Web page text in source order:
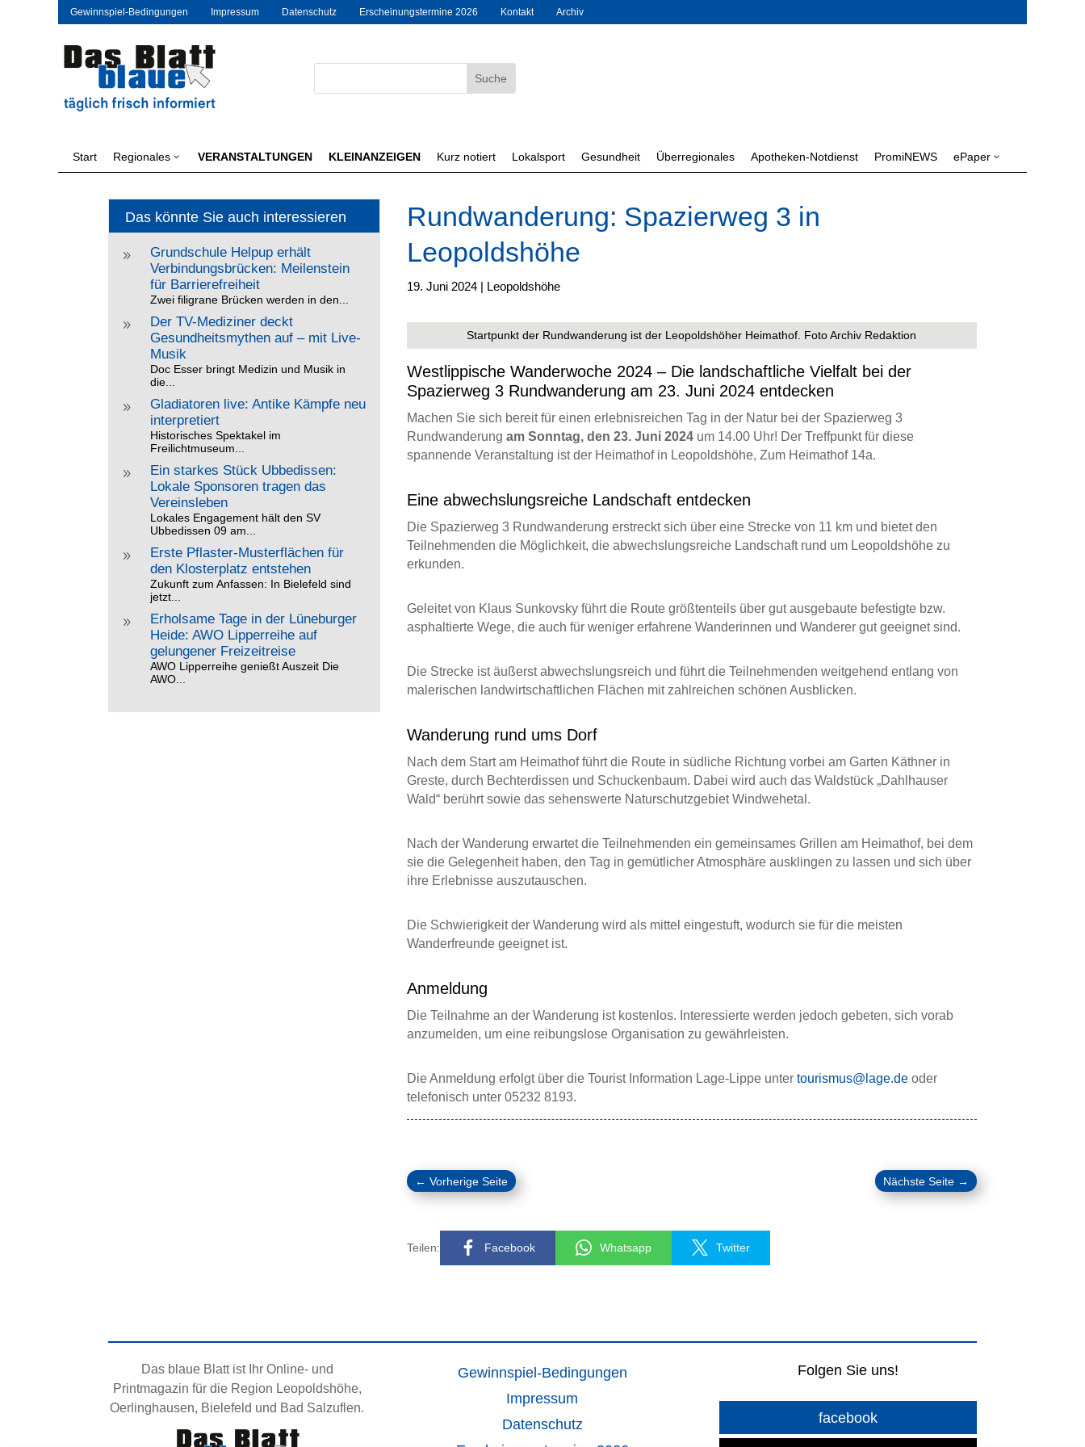
Gewinnspiel-Bedingungen Impressum Datenschutz Erscheinungstermine 2026 Kontakt Archiv
Start Regionales 3 VERANSTALTUNGEN KLEINANZEIGEN Kurz notiert Lokalsport Gesundheit Überregionales Apotheken-Notdienst PromiNEWS ePaper 3
Das könnte Sie auch interessieren
9
Grundschule Helpup erhält
Verbindungsbrücken: Meilenstein
für Barrierefreiheit
Zwei filigrane Brücken werden in den...
9
Der TV-Mediziner deckt
Gesundheitsmythen auf – mit Live-
Musik
Doc Esser bringt Medizin und Musik in
die...
9
Gladiatoren live: Antike Kämpfe neu
interpretiert
Historisches Spektakel im
Freilichtmuseum...
9
Ein starkes Stück Ubbedissen:
Lokale Sponsoren tragen das
Vereinsleben
Lokales Engagement hält den SV
Ubbedissen 09 am...
9
Erste Pflaster-Musterflächen für
den Klosterplatz entstehen
Zukunft zum Anfassen: In Bielefeld sind
jetzt...
9
Erholsame Tage in der Lüneburger
Heide: AWO Lipperreihe auf
gelungener Freizeitreise
AWO Lipperreihe genießt Auszeit Die
AWO...
Rundwanderung: Spazierweg 3 in
Leopoldshöhe
19. Juni 2024| Leopoldshöhe
Startpunkt der Rundwanderung ist der Leopoldshöher Heimathof. Foto Archiv Redaktion
Westlippische Wanderwoche 2024 – Die landschaftliche Vielfalt bei der
Spazierweg 3 Rundwanderung am 23. Juni 2024 entdecken
Machen Sie sich bereit für einen erlebnisreichen Tag in der Natur bei der Spazierweg 3
Rundwanderung am Sonntag, den 23. Juni 2024um 14.00 Uhr! Der Treffpunkt für diese
spannende Veranstaltung ist der Heimathof in Leopoldshöhe, Zum Heimathof 14a.
Eine abwechslungsreiche Landschaft entdecken
Die Spazierweg 3 Rundwanderung erstreckt sich über eine Strecke von 11 km und bietet den
Teilnehmenden die Möglichkeit, die abwechslungsreiche Landschaft rund um Leopoldshöhe zu
erkunden.
Geleitet von Klaus Sunkovsky führt die Route größtenteils über gut ausgebaute befestigte bzw.
asphaltierte Wege, die auch für weniger erfahrene Wanderinnen und Wanderer gut geeignet sind.
Die Strecke ist äußerst abwechslungsreich und führt die Teilnehmenden weitgehend entlang von
malerischen landwirtschaftlichen Flächen mit zahlreichen schönen Ausblicken.
Wanderung rund ums Dorf
Nach dem Start am Heimathof führt die Route in südliche Richtung vorbei am Garten Käthner in
Greste, durch Bechterdissen und Schuckenbaum. Dabei wird auch das Waldstück „Dahlhauser
Wald“ berührt sowie das sehenswerte Naturschutzgebiet Windwehetal.
Nach der Wanderung erwartet die Teilnehmenden ein gemeinsames Grillen am Heimathof, bei dem
sie die Gelegenheit haben, den Tag in gemütlicher Atmosphäre ausklingen zu lassen und sich über
ihre Erlebnisse auszutauschen.
Die Schwierigkeit der Wanderung wird als mittel eingestuft, wodurch sie für die meisten
Wanderfreunde geeignet ist.
Anmeldung
Die Teilnahme an der Wanderung ist kostenlos. Interessierte werden jedoch gebeten, sich vorab
anzumelden, um eine reibungslose Organisation zu gewährleisten.
Die Anmeldung erfolgt über die Tourist Information Lage-Lippe unter tourismus@lage.deoder
telefonisch unter 05232 8193.
← Vorherige Seite Nächste Seite→
Teilen: Facebook Whatsapp Twitter
Das blaue Blatt ist Ihr Online- und
Printmagazin für die Region Leopoldshöhe,
Oerlinghausen, Bielefeld und Bad Salzuflen.
Gewinnspiel-Bedingungen
Impressum
Datenschutz
Folgen Sie uns!
facebook